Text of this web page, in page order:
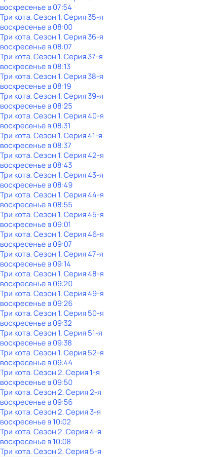
воскресенье в07:54
Три кота. Сезон 1. Серия 35-я
воскресенье в08:00
Три кота. Сезон 1. Серия 36-я
воскресенье в08:07
Три кота. Сезон 1. Серия 37-я
воскресенье в08:13
Три кота. Сезон 1. Серия 38-я
воскресенье в08:19
Три кота. Сезон 1. Серия 39-я
воскресенье в08:25
Три кота. Сезон 1. Серия 40-я
воскресенье в08:31
Три кота. Сезон 1. Серия 41-я
воскресенье в08:37
Три кота. Сезон 1. Серия 42-я
воскресенье в08:43
Три кота. Сезон 1. Серия 43-я
воскресенье в08:49
Три кота. Сезон 1. Серия 44-я
воскресенье в08:55
Три кота. Сезон 1. Серия 45-я
воскресенье в09:01
Три кота. Сезон 1. Серия 46-я
воскресенье в09:07
Три кота. Сезон 1. Серия 47-я
воскресенье в09:14
Три кота. Сезон 1. Серия 48-я
воскресенье в09:20
Три кота. Сезон 1. Серия 49-я
воскресенье в09:26
Три кота. Сезон 1. Серия 50-я
воскресенье в09:32
Три кота. Сезон 1. Серия 51-я
воскресенье в09:38
Три кота. Сезон 1. Серия 52-я
воскресенье в09:44
Три кота. Сезон 2. Серия 1-я
воскресенье в09:50
Три кота. Сезон 2. Серия 2-я
воскресенье в09:56
Три кота. Сезон 2. Серия 3-я
воскресенье в10:02
Три кота. Сезон 2. Серия 4-я
воскресенье в10:08
Три кота. Сезон 2. Серия 5-я